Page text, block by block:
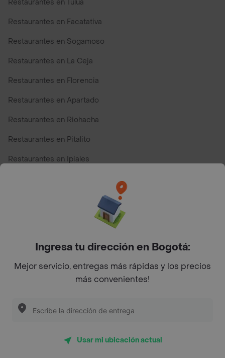
Restaurantes en Tulua
Restaurantes en Facatativa
Restaurantes en Sogamoso
Restaurantes en La Ceja
Restaurantes en Florencia
Restaurantes en Apartado
Restaurantes en Riohacha
Restaurantes en Pitalito
Restaurantes en Ipiales
Top Marcas y Cadenas de Restaurantes
Encuéntranos en estos países
App Store Google play
Restaurantes cerca de mi para pedir Comida a Domicilio -
Ingresa tu dirección en Bogotá:
Mejor servicio, entregas más rápidas y los precios
más convenientes!
Usar mi ubicación actual